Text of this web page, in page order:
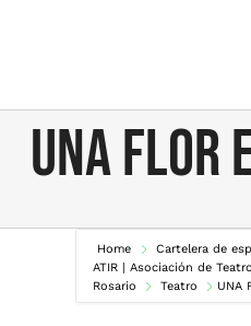
UNA FLOR
Home
Cartelera de
ATIR | Asociación de
Rosario
Teatro UNA